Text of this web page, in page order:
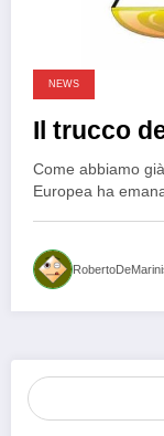
NEWS
Il trucco
Come abbiamo
Europea ha